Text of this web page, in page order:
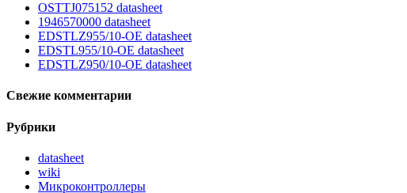
OSTTJ075152 datasheet
1946570000 datasheet
EDSTLZ955/10-OE datasheet
EDSTL955/10-OE datasheet
EDSTLZ950/10-OE datasheet
Свежие комментарии
Рубрики
datasheet
wiki
Микроконтроллеры